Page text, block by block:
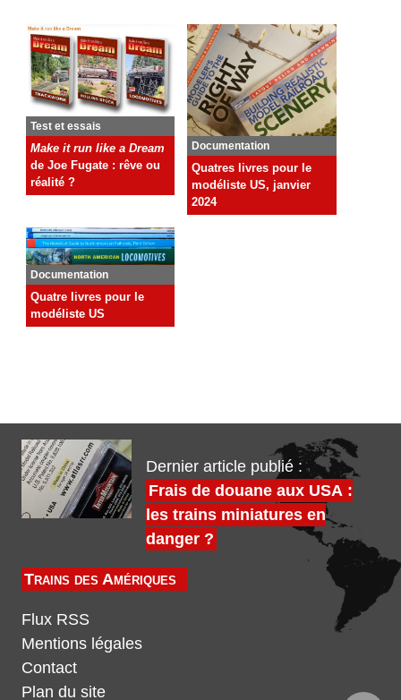
Test et essais
Make it run like a Dream
de Joe Fugate : rêve ou
réalité ?
Documentation
Quatres livres pour le
modéliste US, janvier
2024
Documentation
Quatre livres pour le
modéliste US
Dernier article publié :
Frais de douane aux USA :
les trains miniatures en
danger ?
Trains des Amériques
Flux RSS
Mentions légales
Contact
Plan du site